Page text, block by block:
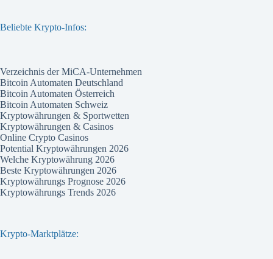
Beliebte Krypto-Infos:
Verzeichnis der MiCA-Unternehmen
Bitcoin Automaten Deutschland
Bitcoin Automaten Österreich
Bitcoin Automaten Schweiz
Kryptowährungen & Sportwetten
Kryptowährungen & Casinos
Online Crypto Casinos
Potential Kryptowährungen 2026
Welche Kryptowährung 2026
Beste Kryptowährungen 2026
Kryptowährungs Prognose 2026
Kryptowährungs Trends 2026
Krypto-Marktplätze: